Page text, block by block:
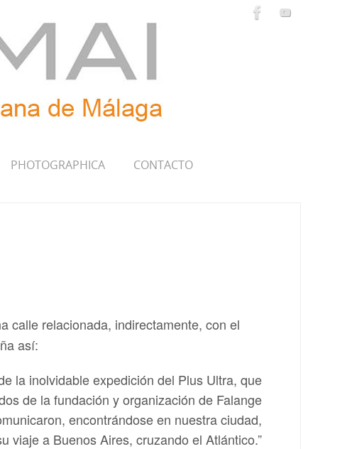
PHOTOGRAPHICA CONTACTO
calle relacionada, indirectamente, con el
así:
la inolvidable expedición del Plus Ultra, que
de la fundación y organización de Falange
encontrándose en nuestra ciudad,
viaje a Buenos Aires, cruzando el Atlántico.”